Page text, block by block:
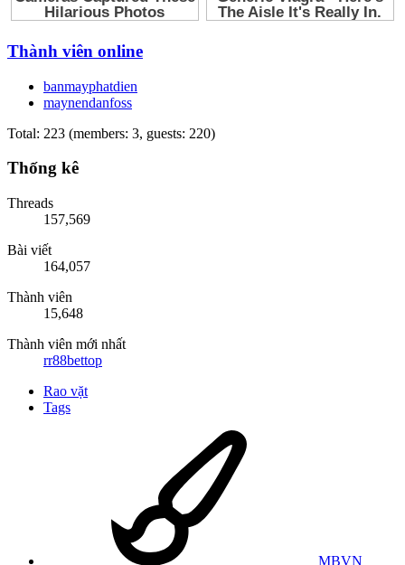
Thành viên online
banmayphatdien
maynendanfoss
Total: 223 (members: 3, guests: 220)
Thống kê
Threads
157,569
Bài viết
164,057
Thành viên
15,648
Thành viên mới nhất
rr88bettop
Rao vặt
Tags
MBVN